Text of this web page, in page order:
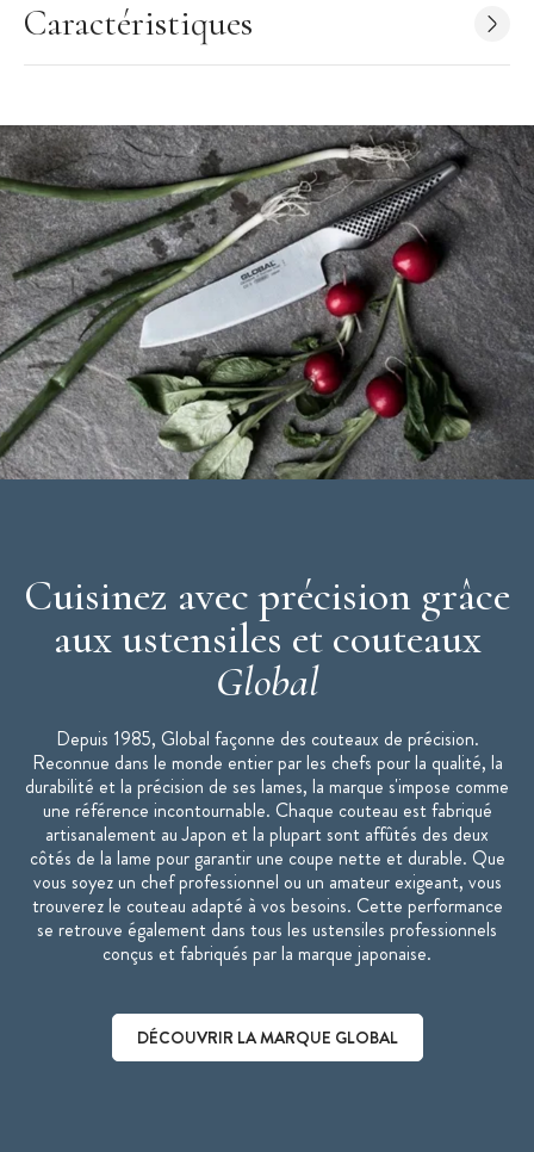
Anciennement référence GS37, la nouvelle référence
Caractéristiques
Cuisinez avec précision grâce
aux ustensiles et couteaux
Global
Depuis 1985, Global façonne des couteaux de précision.
Reconnue dans le monde entier par les chefs pour la qualité, la
durabilité et la précision de ses lames, la marque s'impose comme
une référence incontournable. Chaque couteau est fabriqué
artisanalement au Japon et la plupart sont affûtés des deux
côtés de la lame pour garantir une coupe nette et durable. Que
vous soyez un chef professionnel ou un amateur exigeant, vous
trouverez le couteau adapté à vos besoins. Cette performance
se retrouve également dans tous les ustensiles professionnels
conçus et fabriqués par la marque japonaise.
DÉCOUVRIR LA MARQUE GLOBAL